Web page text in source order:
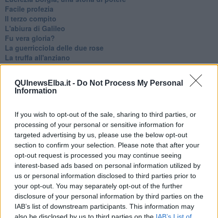
QUInewsElba.it - Do Not Process My Personal
Information
If you wish to opt-out of the sale, sharing to third parties, or
processing of your personal or sensitive information for
targeted advertising by us, please use the below opt-out
section to confirm your selection. Please note that after your
opt-out request is processed you may continue seeing
interest-based ads based on personal information utilized by
us or personal information disclosed to third parties prior to
your opt-out. You may separately opt-out of the further
disclosure of your personal information by third parties on the
IAB’s list of downstream participants. This information may
also be disclosed by us to third parties on the IAB’s List of
Facile profezia
Il terzo compito
L'abiura di Galileo
Fu vera gloria?
La guerricciola delle due rose
La truffa all'anziano
Alla fermata dell'autobus
Diseducazione televisiva e inerzia della politica
Foto storica
Nostalgia del sangue blu
Teste calde
Non avere e non essere
Armiamoci e... avviatevi
Da Capodanno a Carnevale
Schizzi di fango
Sor-riso amaro
Fine anno al ristorante
La festa di Capodanno
Natale 2024
Re e regnanti